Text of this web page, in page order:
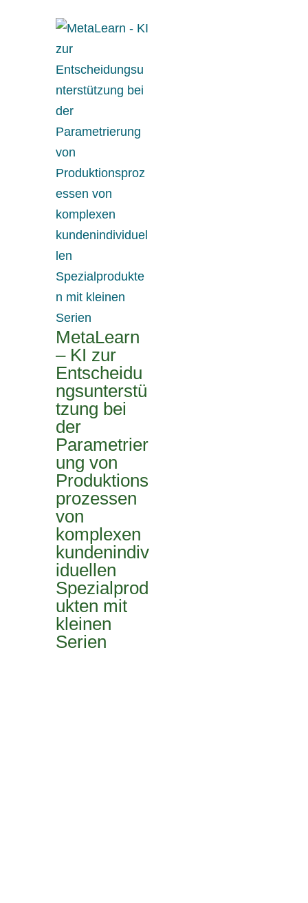
MetaLearn
– KI zur
Entscheidu
ngsunterstü
tzung bei
der
Parametrier
ung von
Produktions
prozessen
von
komplexen
kundenindiv
iduellen
Spezialprod
ukten mit
kleinen
Serien